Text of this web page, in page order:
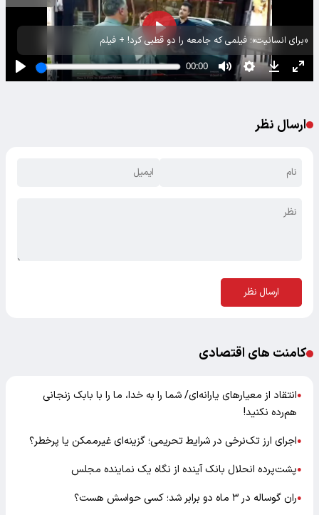
«برای انسانیت»؛ فیلمی که جامعه را دو قطبی کرد! + فیلم
ارسال نظر
ارسال نظر
کامنت های اقتصادی
●انتقاد از معیارهای یارانه‌ای/ شما را به خدا، ما را با بابک زنجانی
هم‌رده نکنید!
●اجرای ارز تک‌نرخی در شرایط تحریمی؛ گزینه‌ای غیرممکن یا پرخطر؟
●پشت‌پرده انحلال بانک آینده از نگاه یک نماینده مجلس
●ران گوساله در ۳ ماه دو برابر شد؛ کسی حواسش هست؟